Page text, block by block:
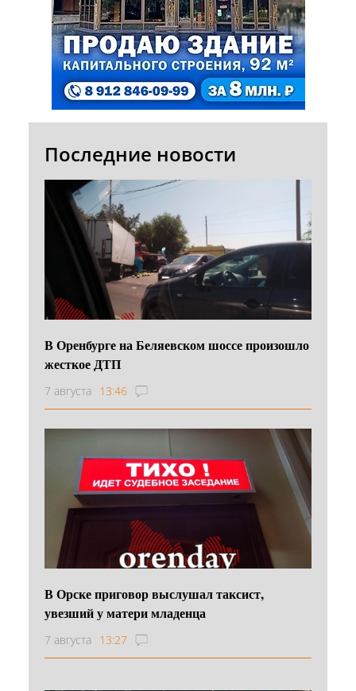
Последние новости
В Оренбурге на Беляевском шоссе произошло
жесткое ДТП
7 августа 13:46
В Орске приговор выслушал таксист,
увезший у матери младенца
7 августа 13:27